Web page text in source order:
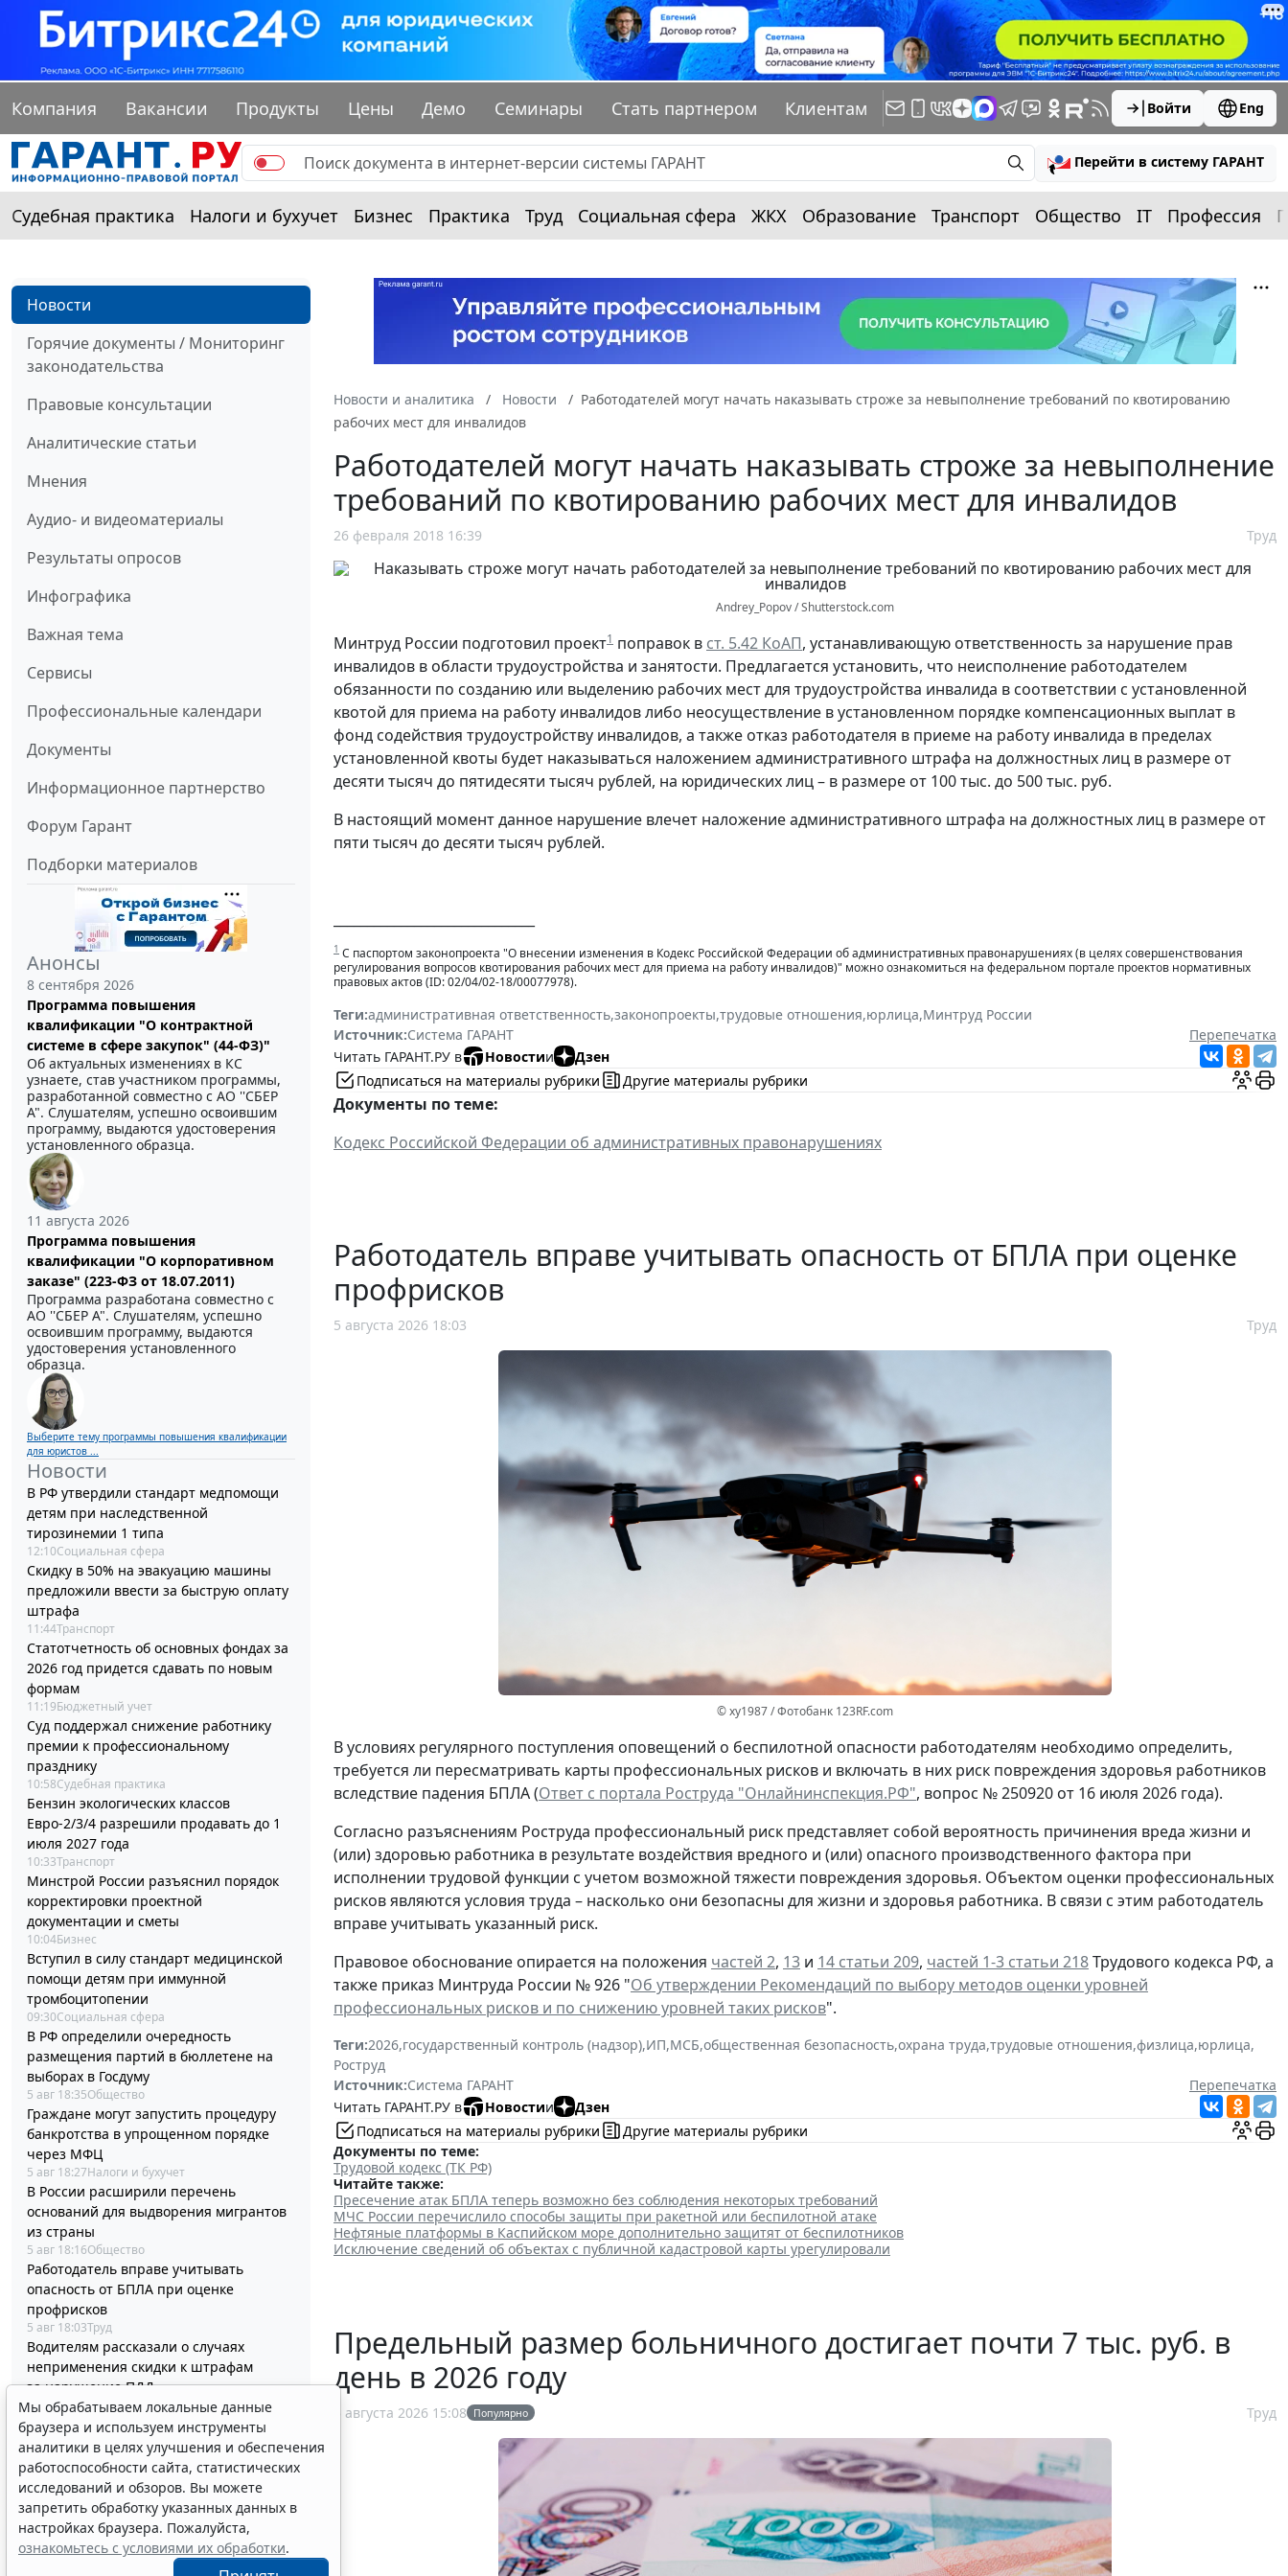
Компания Вакансии Продукты Цены Демо Семинары Стать партнером Клиентам Войти Eng
Перейти в систему ГАРАНТ
Судебная практика Налоги и бухучет Бизнес Практика Труд Социальная сфера ЖКХ Образование Транспорт Общество IT Профессия
Новости
Горячие документы / Мониторинг
законодательства
Правовые консультации
Аналитические статьи
Мнения
Аудио- и видеоматериалы
Результаты опросов
Инфографика
Важная тема
Сервисы
Профессиональные календари
Документы
Информационное партнерство
Форум Гарант
Подборки материалов
Анонсы
8 сентября 2026
Программа повышения
квалификации "О контрактной
системе в сфере закупок" (44-ФЗ)"
Об актуальных изменениях в КС
узнаете, став участником программы,
разработанной совместно с АО ''СБЕР
А". Слушателям, успешно освоившим
программу, выдаются удостоверения
установленного образца.
11 августа 2026
Программа повышения
квалификации "О корпоративном
заказе" (223-ФЗ от 18.07.2011)
Программа разработана совместно с
АО ''СБЕР А". Слушателям, успешно
освоившим программу, выдаются
удостоверения установленного
образца.
Выберите тему программы повышения квалификации
для юристов ...
Новости
В РФ утвердили стандарт медпомощи
детям при наследственной
тирозинемии 1 типа
12:10Социальная сфера
Скидку в 50% на эвакуацию машины
предложили ввести за быструю оплату
штрафа
11:44Транспорт
Статотчетность об основных фондах за
2026 год придется сдавать по новым
формам
11:19Бюджетный учет
Суд поддержал снижение работнику
премии к профессиональному
празднику
10:58Судебная практика
Бензин экологических классов
Евро-2/3/4 разрешили продавать до 1
июля 2027 года
10:33Транспорт
Минстрой России разъяснил порядок
корректировки проектной
документации и сметы
10:04Бизнес
Вступил в силу стандарт медицинской
помощи детям при иммунной
тромбоцитопении
09:30Социальная сфера
В РФ определили очередность
размещения партий в бюллетене на
выборах в Госдуму
5 авг 18:35Общество
Граждане могут запустить процедуру
банкротства в упрощенном порядке
через МФЦ
5 авг 18:27Налоги и бухучет
В России расширили перечень
оснований для выдворения мигрантов
из страны
5 авг 18:16Общество
Работодатель вправе учитывать
опасность от БПЛА при оценке
профрисков
5 авг 18:03Труд
Водителям рассказали о случаях
неприменения скидки к штрафам
за нарушение ПДД
5 авг 17:45Транспорт
Налогоплательщикам напомнили об
упрощенном порядке регистрации ККТ
через ЛК
5 авг 17:12Бизнес
Глава государства утвердил поправки в
НК РФ для стабилизации топливного
рынка
5 авг 16:54Налоги и бухучет
Новости и аналитика Новости
Работодателей могут начать наказывать строже за невыполнение требований по квотированию
рабочих мест для инвалидов
Работодателей могут начать наказывать строже за невыполнение
требований по квотированию рабочих мест для инвалидов
26 февраля 2018 16:39 Труд
Andrey_Popov / Shutterstock.com
Минтруд России подготовил проект1 поправок в ст. 5.42 КоАП, устанавливающую ответственность за нарушение прав
инвалидов в области трудоустройства и занятости. Предлагается установить, что неисполнение работодателем
обязанности по созданию или выделению рабочих мест для трудоустройства инвалида в соответствии с установленной
квотой для приема на работу инвалидов либо неосуществление в установленном порядке компенсационных выплат в
фонд содействия трудоустройству инвалидов, а также отказ работодателя в приеме на работу инвалида в пределах
установленной квоты будет наказываться наложением административного штрафа на должностных лиц в размере от
десяти тысяч до пятидесяти тысяч рублей, на юридических лиц – в размере от 100 тыс. до 500 тыс. руб.
В настоящий момент данное нарушение влечет наложение административного штрафа на должностных лиц в размере от
пяти тысяч до десяти тысяч рублей.
1 С паспортом законопроекта "О внесении изменения в Кодекс Российской Федерации об административных правонарушениях (в целях совершенствования
регулирования вопросов квотирования рабочих мест для приема на работу инвалидов)" можно ознакомиться на федеральном портале проектов нормативных
правовых актов (ID: 02/04/02-18/00077978).
Теги:административная ответственность,законопроекты,трудовые отношения,юрлица,Минтруд России
Источник:Система ГАРАНТ
Перепечатка
Читать ГАРАНТ.РУ в
Новостии
Дзен
Подписаться на материалы рубрики
Другие материалы рубрики
Документы по теме:
Кодекс Российской Федерации об административных правонарушениях
Работодатель вправе учитывать опасность от БПЛА при оценке
профрисков
5 августа 2026 18:03 Труд
© xy1987 / Фотобанк 123RF.com
В условиях регулярного поступления оповещений о беспилотной опасности работодателям необходимо определить,
требуется ли пересматривать карты профессиональных рисков и включать в них риск повреждения здоровья работников
вследствие падения БПЛА (Ответ с портала Роструда "Онлайнинспекция.РФ", вопрос № 250920 от 16 июля 2026 года).
Согласно разъяснениям Роструда профессиональный риск представляет собой вероятность причинения вреда жизни и
(или) здоровью работника в результате воздействия вредного и (или) опасного производственного фактора при
исполнении трудовой функции с учетом возможной тяжести повреждения здоровья. Объектом оценки профессиональных
рисков являются условия труда – насколько они безопасны для жизни и здоровья работника. В связи с этим работодатель
вправе учитывать указанный риск.
Правовое обоснование опирается на положения частей 2, 13 и 14 статьи 209, частей 1-3 статьи 218Трудового кодекса РФ, а
также приказ Минтруда России № 926 "Об утверждении Рекомендаций по выбору методов оценки уровней
профессиональных рисков и по снижению уровней таких рисков".
Теги:2026,государственный контроль (надзор),ИП,МСБ,общественная безопасность,охрана труда,трудовые отношения,физлица,юрлица,
Роструд
Источник:Система ГАРАНТ
Перепечатка
Читать ГАРАНТ.РУ в
Новостии
Дзен
Подписаться на материалы рубрики
Другие материалы рубрики
Документы по теме:
Трудовой кодекс (ТК РФ)
Читайте также:
Пресечение атак БПЛА теперь возможно без соблюдения некоторых требований
МЧС России перечислило способы защиты при ракетной или беспилотной атаке
Нефтяные платформы в Каспийском море дополнительно защитят от беспилотников
Исключение сведений об объектах с публичной кадастровой карты урегулировали
Предельный размер больничного достигает почти 7 тыс. руб. в
день в 2026 году
5 августа 2026 15:08 Популярно Труд
Мы обрабатываем локальные данные
браузера и используем инструменты
аналитики в целях улучшения и обеспечения
работоспособности сайта, статистических
исследований и обзоров. Вы можете
запретить обработку указанных данных в
настройках браузера. Пожалуйста,
ознакомьтесь с условиями их обработки.